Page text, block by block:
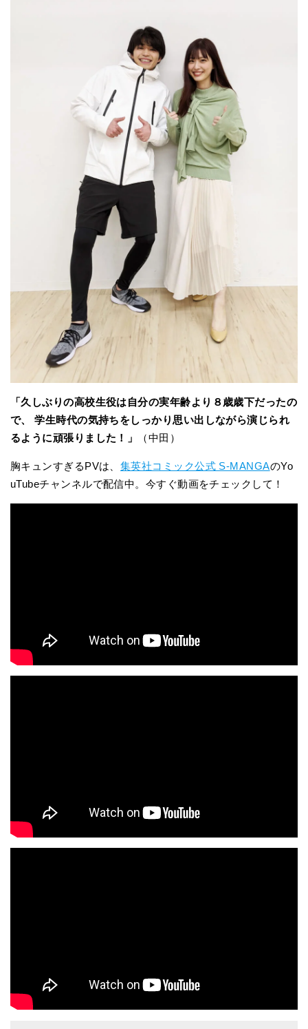
「久しぶりの高校生役は自分の実年齢より８歳歳下だったの
で、 学生時代の気持ちをしっかり思い出しながら演じられ
るように頑張りました！」
（中田）
胸キュンすぎるPVは、 集英社コミック公式 S-MANGAのYo
uTubeチャンネルで配信中。今すぐ動画をチェックして！